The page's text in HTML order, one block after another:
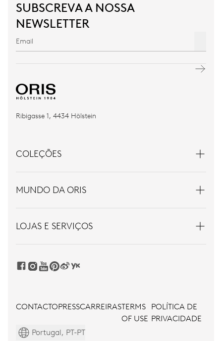
SUBSCREVA A NOSSA
NEWSLETTER
Ribigasse 1, 4434 Hölstein
COLEÇÕES
MUNDO DA ORIS
LOJAS E SERVIÇOS
CONTACTOPRESSCARREIRASTERMS
OF USE
POLÍTICA DE
PRIVACIDADE
Portugal, PT-PT